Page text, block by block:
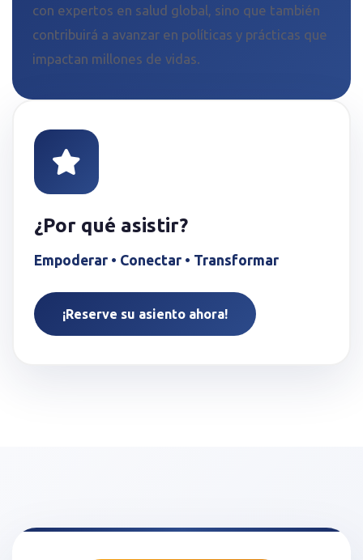
con expertos en salud global, sino que también
contribuirá a avanzar en políticas y prácticas que
impactan millones de vidas.
¿Por qué asistir?
Empoderar • Conectar • Transformar
¡Reserve su asiento ahora!